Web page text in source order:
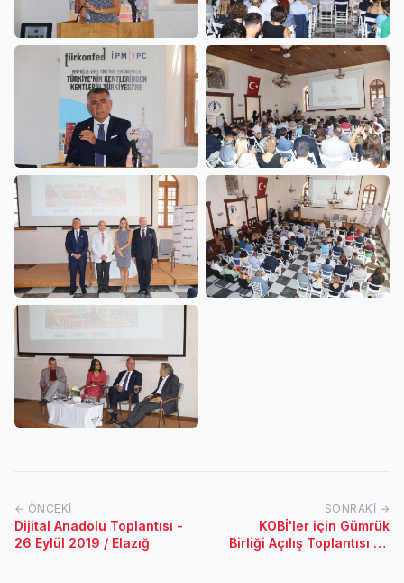
← ÖNCEKI
Dijital Anadolu Toplantısı -
26 Eylül 2019 / Elazığ
SONRAKI →
KOBİ'ler için Gümrük
Birliği Açılış Toplantısı 22